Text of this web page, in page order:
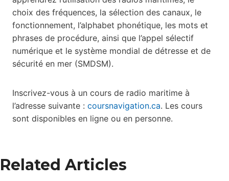
choix des fréquences, la sélection des canaux, le
fonctionnement, l’alphabet phonétique, les mots et
phrases de procédure, ainsi que l’appel sélectif
numérique et le système mondial de détresse et de
sécurité en mer (SMDSM).
Inscrivez-vous à un cours de radio maritime à
l’adresse suivante : coursnavigation.ca. Les cours
sont disponibles en ligne ou en personne.
Related Articles